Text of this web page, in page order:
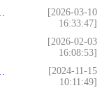
[2026-03-10
16:33:47]
[2026-02-03
16:08:53]
[2024-11-15
10:11:49]